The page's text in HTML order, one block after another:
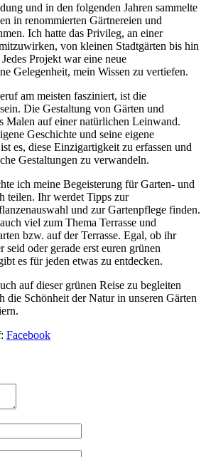
und in den folgenden Jahren sammelte
in renommierten Gärtnereien und
Ich hatte das Privileg, an einer
von kleinen Stadtgärten bis hin
Projekt war eine neue
Gelegenheit, mein Wissen zu vertiefen.
am meisten fasziniert, ist die
Die Gestaltung von Gärten und
Malen auf einer natürlichen Leinwand.
Geschichte und seine eigene
es, diese Einzigartigkeit zu erfassen und
Gestaltungen zu verwandeln.
ich meine Begeisterung für Garten- und
teilen. Ihr werdet Tipps zur
und zur Gartenpflege finden.
viel zum Thema Terrasse und
bzw. auf der Terrasse. Egal, ob ihr
seid oder gerade erst euren grünen
es für jeden etwas zu entdecken.
auf dieser grünen Reise zu begleiten
die Schönheit der Natur in unseren Gärten
Facebook